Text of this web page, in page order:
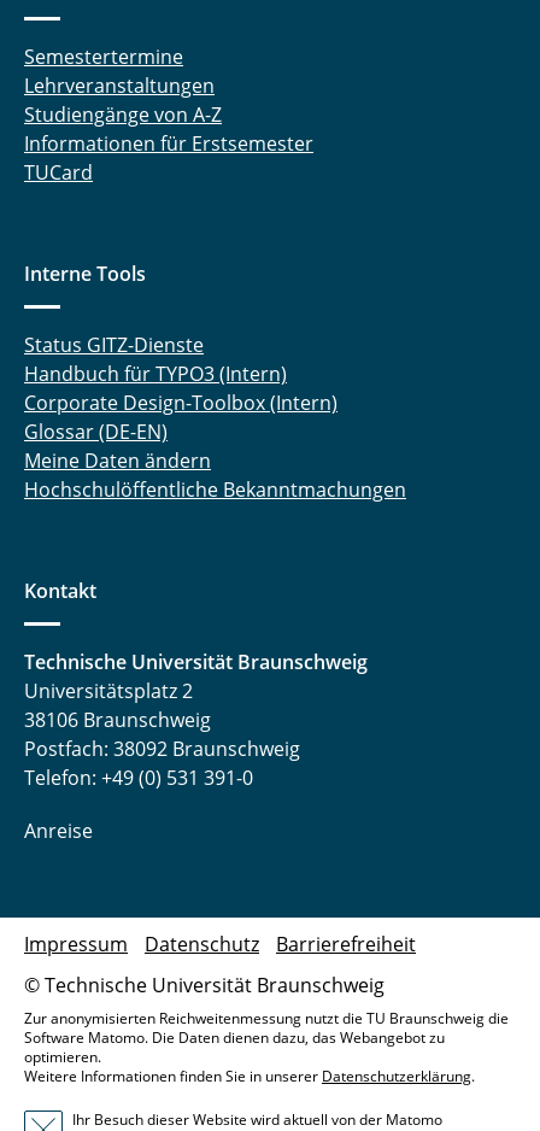
Semestertermine
Lehrveranstaltungen
Studiengänge von A-Z
Informationen für Erstsemester
TUCard
Interne Tools
Status GITZ-Dienste
Handbuch für TYPO3 (Intern)
Corporate Design-Toolbox (Intern)
Glossar (DE-EN)
Meine Daten ändern
Hochschulöffentliche Bekanntmachungen
Kontakt
Technische Universität Braunschweig
Universitätsplatz 2
38106 Braunschweig
Postfach: 38092 Braunschweig
Telefon: +49 (0) 531 391-0
Anreise
© Technische Universität Braunschweig
Impressum Datenschutz Barrierefreiheit
Zur anonymisierten Reichweitenmessung nutzt die TU Braunschweig die
Software Matomo. Die Daten dienen dazu, das Webangebot zu
optimieren.
Weitere Informationen finden Sie in unserer Datenschutzerklärung.
Ihr Besuch dieser Website wird aktuell von der Matomo